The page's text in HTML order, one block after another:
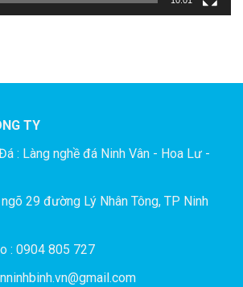
TY
: Làng nghề đá Ninh Vân - Hoa Lư -
29 đường Lý Nhân Tông, TP Ninh
: 0904 805 727